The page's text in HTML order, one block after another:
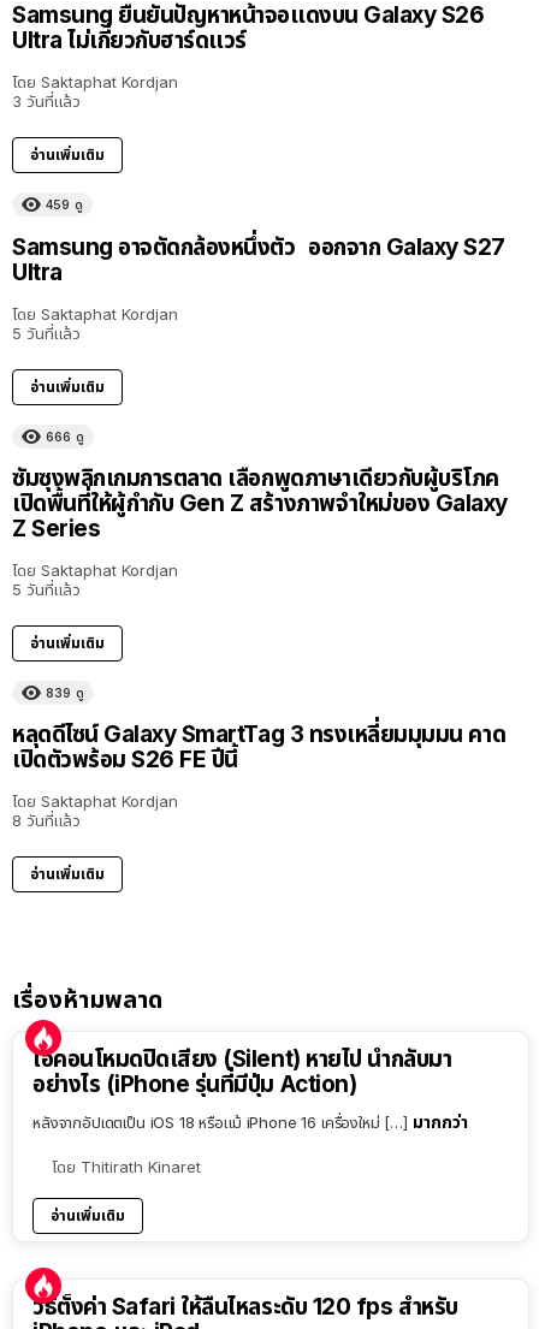
Samsung ยืนยันปัญหาหน้าจอแดงบน Galaxy S26
Ultra ไม่เกี่ยวกับฮาร์ดแวร์
โดย Saktaphat Kordjan
3 วันที่แล้ว
อ่านเพิ่มเติม
459 ดู
Samsung อาจตัดกล้องหนึ่งตัว ออกจาก Galaxy S27
Ultra
โดย Saktaphat Kordjan
5 วันที่แล้ว
อ่านเพิ่มเติม
666 ดู
ซัมซุงพลิกเกมการตลาด เลือกพูดภาษาเดียวกับผู้บริโภค
เปิดพื้นที่ให้ผู้กำกับ Gen Z สร้างภาพจำใหม่ของ Galaxy
Z Series
โดย Saktaphat Kordjan
5 วันที่แล้ว
อ่านเพิ่มเติม
839 ดู
หลุดดีไซน์ Galaxy SmartTag 3 ทรงเหลี่ยมมุมมน คาด
เปิดตัวพร้อม S26 FE ปีนี้
โดย Saktaphat Kordjan
8 วันที่แล้ว
อ่านเพิ่มเติม
เรื่องห้ามพลาด
ไอคอนโหมดปิดเสียง (Silent) หายไป นำกลับมา
อย่างไร (iPhone รุ่นที่มีปุ่ม Action)
หลังจากอัปเดตเป็น iOS 18 หรือแม้ iPhone 16 เครื่องใหม่ […] มากกว่า
โดย Thitirath Kinaret
อ่านเพิ่มเติม
วิธีตั้งค่า Safari ให้ลื่นไหลระดับ 120 fps สำหรับ